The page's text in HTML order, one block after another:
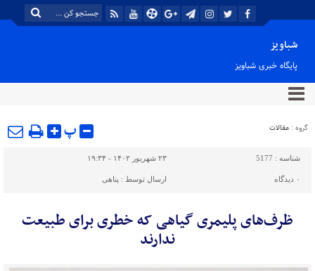
شباویز
پایگاه خبری شباویز
گروه : مقالات پ
شناسه : 5177 ۲۳ شهریور ۱۴۰۲ - ۱۹:۳۴
۰ دیدگاه ارسال توسط : پناهی
ظرف‌های پلیمری گیاهی که خطری برای طبیعت
ندارند